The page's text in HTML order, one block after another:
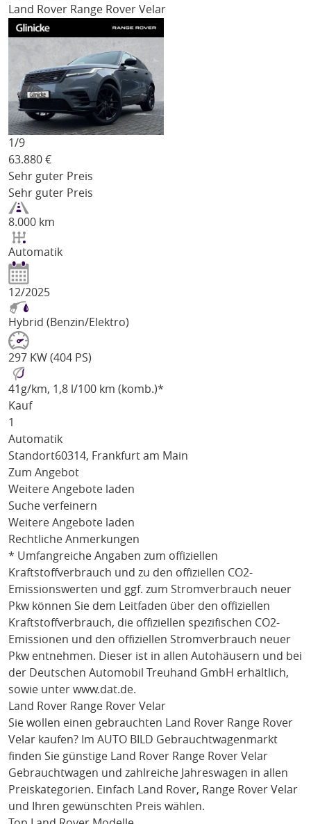
Land Rover Range Rover Velar
1/9
63.880 €
Sehr guter Preis
Sehr guter Preis
8.000 km
Automatik
12/2025
Hybrid (Benzin/Elektro)
297 KW (404 PS)
41 g/km, 1,8 l/100 km (komb.)*
Kauf
1
Automatik
Standort60314, Frankfurt am Main
Zum Angebot
Weitere Angebote laden
Suche verfeinern
Weitere Angebote laden
Rechtliche Anmerkungen
* Umfangreiche Angaben zum offiziellen
Kraftstoffverbrauch und zu den offiziellen CO2-
Emissionswerten und ggf. zum Stromverbrauch neuer
Pkw können Sie dem Leitfaden über den offiziellen
Kraftstoffverbrauch, die offiziellen spezifischen CO2-
Emissionen und den offiziellen Stromverbrauch neuer
Pkw entnehmen. Dieser ist in allen Autohäusern und bei
der Deutschen Automobil Treuhand GmbH erhältlich,
sowie unter www.dat.de.
Land Rover Range Rover Velar
Sie wollen einen gebrauchten Land Rover Range Rover
Velar kaufen? Im AUTO BILD Gebrauchtwagenmarkt
finden Sie günstige Land Rover Range Rover Velar
Gebrauchtwagen und zahlreiche Jahreswagen in allen
Preiskategorien. Einfach Land Rover, Range Rover Velar
und Ihren gewünschten Preis wählen.